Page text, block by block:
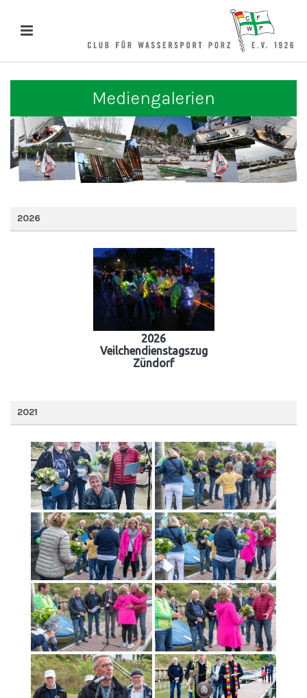
Mediengalerien
2026
2026
Veilchendienstagszug
Zündorf
2021